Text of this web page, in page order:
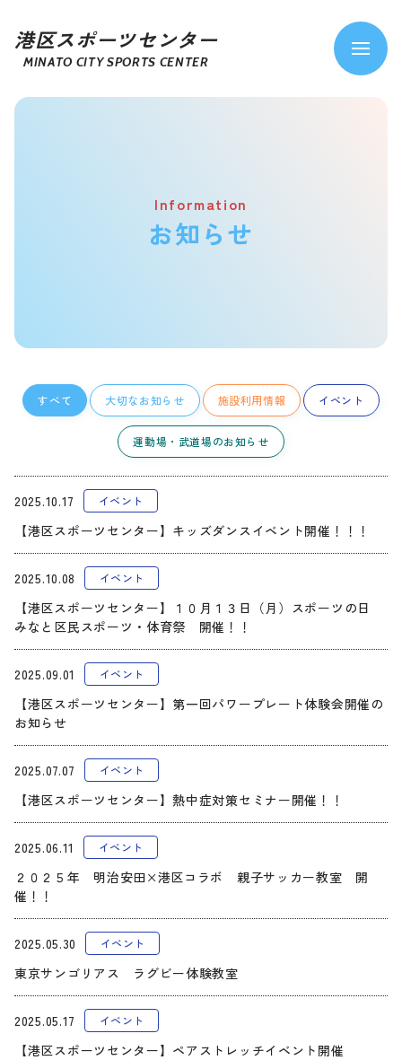
港区スポーツセンター
MINATO CITY SPORTS CENTER
Information
お知らせ
すべて 大切なお知らせ 施設利用情報 イベント
運動場・武道場のお知らせ
2025.10.17 イベント
【港区スポーツセンター】キッズダンスイベント開催！！！
2025.10.08 イベント
【港区スポーツセンター】１０月１３日（月）スポーツの日
みなと区民スポーツ・体育祭 開催！！
2025.09.01 イベント
【港区スポーツセンター】第一回パワープレート体験会開催の
お知らせ
2025.07.07 イベント
【港区スポーツセンター】熱中症対策セミナー開催！！
2025.06.11 イベント
２０２５年 明治安田×港区コラボ 親子サッカー教室 開
催！！
2025.05.30 イベント
東京サンゴリアス ラグビー体験教室
2025.05.17 イベント
【港区スポーツセンター】ペアストレッチイベント開催